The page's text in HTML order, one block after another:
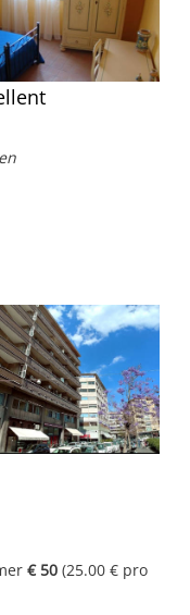
€ 50 (25.00 € pro